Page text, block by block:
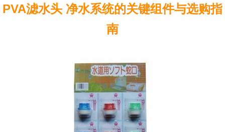
PVA滤水头 净水系统的关键组件与选购指
南